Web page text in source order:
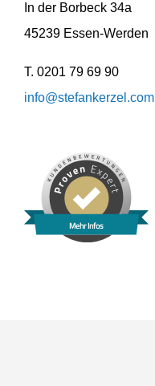
In der Borbeck 34a
45239 Essen-Werden
T. 0201 79 69 90
info@stefankerzel.com
Mehr Infos